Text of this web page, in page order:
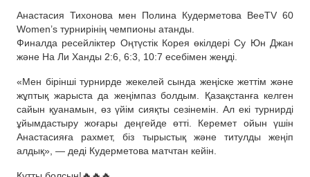
Анастасия Тихонова мен Полина Кудерметова BeeTV 60
Women’s турнирінің чемпионы атанды.
Финалда ресейліктер Оңтүстік Корея өкілдері Су Юн Джан
және На Ли Ханды 2:6, 6:3, 10:7 есебімен жеңді.
«Мен бірінші турнирде жекелей сында жеңіске жеттім және
жұптық жарыста да жеңімпаз болдым. Қазақстанға келген
сайын қуанамын, өз үйім сияқты сезінемін. Ал екі турнирді
ұйымдастыру жоғары деңгейде өтті. Керемет ойын үшін
Анастасияға рахмет, біз тырыстық және титулды жеңіп
алдық», — деді Кудерметова матчтан кейін.